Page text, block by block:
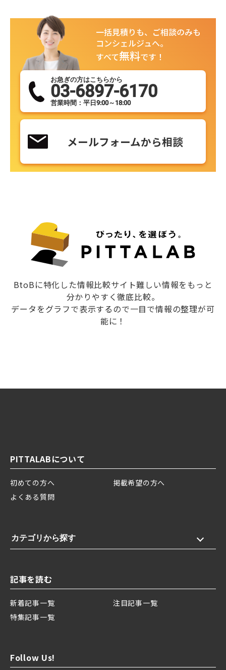
一括見積りも、ご相談のみも
コンシェルジュへ。
すべて無料です！
お急ぎの方はこちらから
03-6897-6170
営業時間：平日9:00～18:00
メールフォームから相談
BtoBに特化した情報比較サイト難しい情報をもっと
分かりやすく徹底比較。
データをグラフで表示するので一目で情報の整理が可
能に！
PITTALABについて
初めての方へ
掲載希望の方へ
よくある質問
カテゴリから探す
記事を読む
新着記事一覧
注目記事一覧
特集記事一覧
Follow Us!